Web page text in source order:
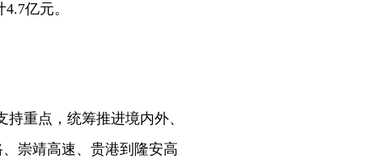
亿元。
重点，统筹推进境内外、
崇靖高速、贵港到隆安高